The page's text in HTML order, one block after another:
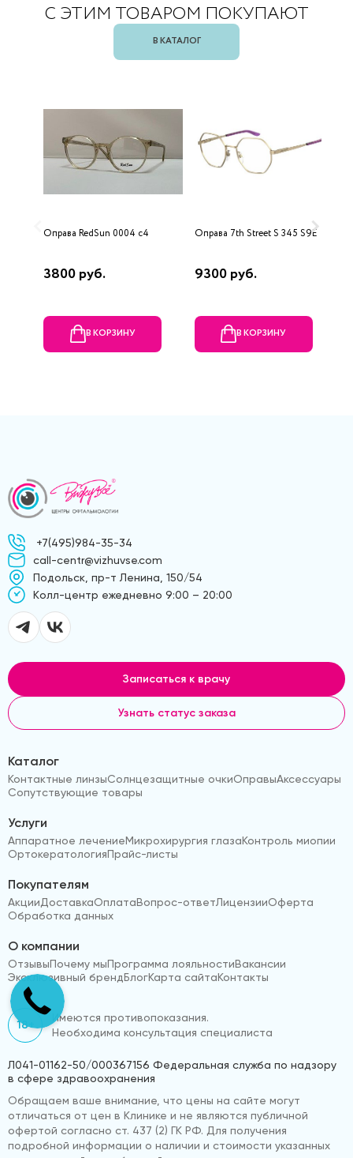
С ЭТИМ ТОВАРОМ ПОКУПАЮТ
В КАТАЛОГ
Оправа RedSun 0004 c4
3800 руб.
В КОРЗИНУ
Оправа 7th Street S 345 S9E
9300 руб.
В КОРЗИНУ
+7(495)984-35-34
call-centr@vizhuvse.com
Подольск, пр-т Ленина, 150/54
Kолл-центр ежедневно 9:00 – 20:00
Записаться к врачу
Узнать статус заказа
Каталог
Контактные линзыСолнцезащитные очкиОправыАксессуары
Сопутствующие товары
Услуги
Аппаратное лечениеМикрохирургия глазаКонтроль миопии
ОртокератологияПрайс-листы
Покупателям
АкцииДоставкаОплатаВопрос-ответЛицензииОферта
Обработка данных
О компании
ОтзывыПочему мыПрограмма лояльностиВакансии
Эксклюзивный брендБлогКарта сайтаКонтакты
18+
Имеются противопоказания.
Необходима консультация специалиста
Л041-01162-50/000367156 Федеральная служба по надзору
в сфере здравоохранения
Обращаем ваше внимание, что цены на сайте могут
отличаться от цен в Клинике и не являются публичной
офертой согласно ст. 437 (2) ГК РФ. Для получения
подробной информации о наличии и стоимости указанных